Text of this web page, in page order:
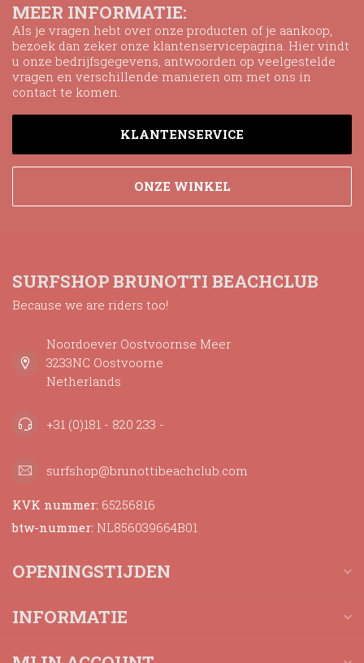
MEER INFORMATIE:
Als je vragen hebt over onze producten of je aankoop,
bezoek dan zeker onze klantenservicepagina. Hier vindt
u onze bedrijfsgegevens, antwoorden op veelgestelde
vragen en verschillende manieren om met ons in
contact te komen.
KLANTENSERVICE
ONZE WINKEL
SURFSHOP BRUNOTTI BEACHCLUB
Because we are riders too!
Noordoever Oostvoornse Meer
3233NC Oostvoorne
Netherlands
+31 (0)181 - 820 233 -
surfshop@brunottibeachclub.com
KVK nummer: 65256816
btw-nummer: NL856039664B01
OPENINGSTIJDEN
INFORMATIE